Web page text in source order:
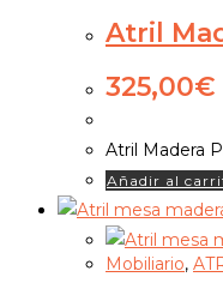
Atril
325,00€
Atril Madera
Añadir al
Mobiliario,